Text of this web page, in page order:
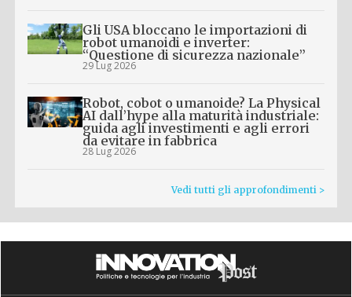
Gli USA bloccano le importazioni di
robot umanoidi e inverter:
“Questione di sicurezza nazionale”
29 Lug 2026
Robot, cobot o umanoide? La Physical
AI dall’hype alla maturità industriale:
guida agli investimenti e agli errori
da evitare in fabbrica
28 Lug 2026
Vedi tutti gli approfondimenti >